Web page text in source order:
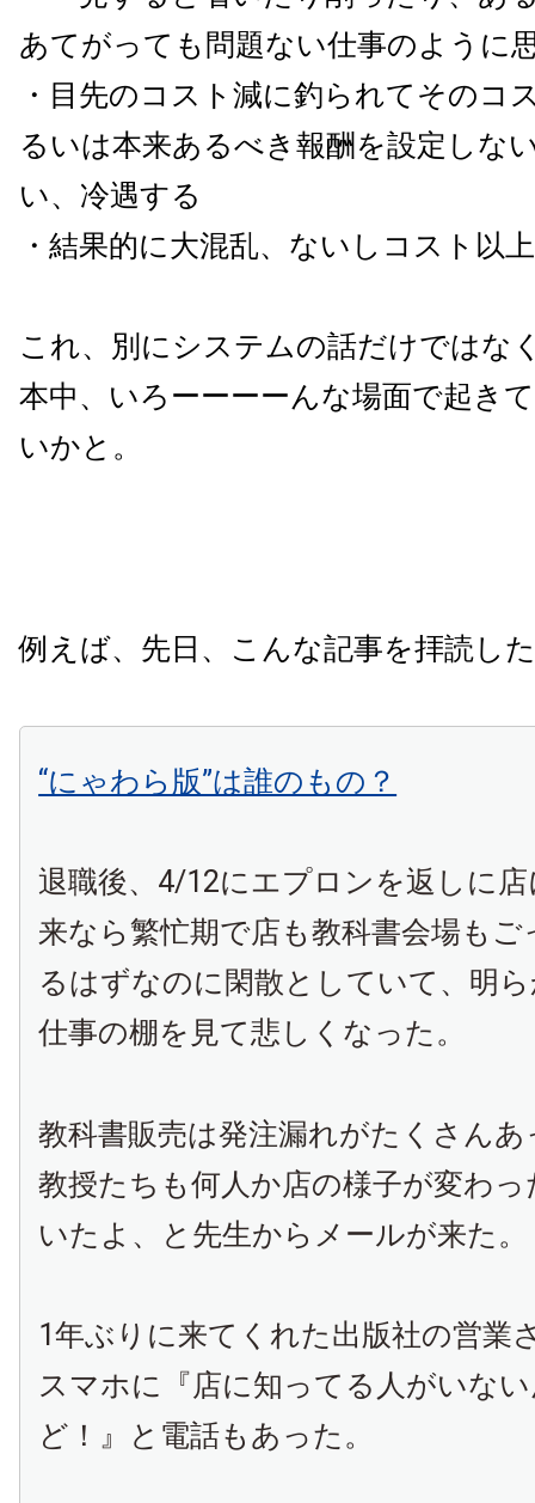
あてがっても問題ない仕事のように
・目先のコスト減に釣られてそのコ
るいは本来あるべき報酬を設定しな
い、冷遇する
・結果的に大混乱、ないしコスト以
これ、別にシステムの話だけではな
本中、いろーーーーんな場面で起き
いかと。
例えば、先日、こんな記事を拝読し
“にゃわら版”は誰のもの？
退職後、4/12にエプロンを返しに
来なら繁忙期で店も教科書会場も
るはずなのに閑散としていて、明
仕事の棚を見て悲しくなった。
教科書販売は発注漏れがたくさん
教授たちも何人か店の様子が変わ
いたよ、と先生からメールが来た。
1年ぶりに来てくれた出版社の営業
スマホに『店に知ってる人がいな
ど！』と電話もあった。